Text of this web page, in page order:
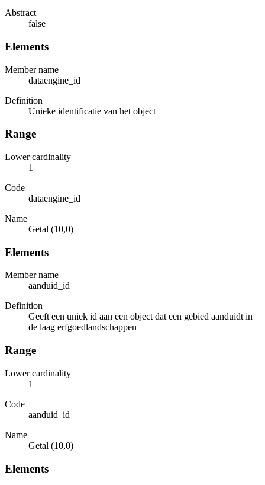
Abstract
false
Elements
Member name
dataengine_id
Definition
Unieke identificatie van het object
Range
Lower cardinality
1
Code
dataengine_id
Name
Getal (10,0)
Elements
Member name
aanduid_id
Definition
Geeft een uniek id aan een object dat een gebied aanduidt in
de laag erfgoedlandschappen
Range
Lower cardinality
1
Code
aanduid_id
Name
Getal (10,0)
Elements